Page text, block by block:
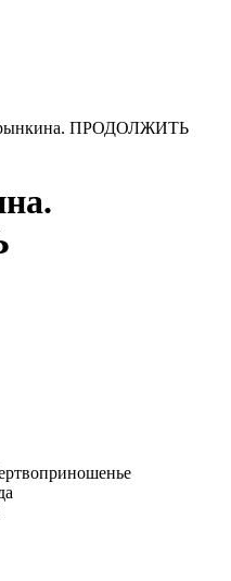
ПРОДОЛЖИТЬ